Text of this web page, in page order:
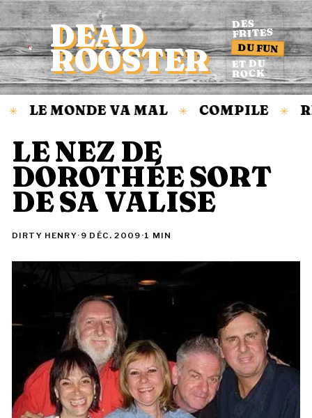
Accueil
DEAD
ROOSTER
DES
FRITES
DU FUN
ET DU
ROCK
✳ LE MONDE VA MAL ✳ COMPILE ✳
LE NEZ DE
DOROTHÉE SORT
DE SA VALISE
DIRTY HENRY· 9 DÉC. 2009 ·1 MIN